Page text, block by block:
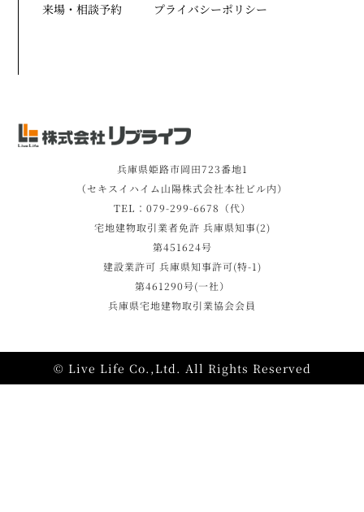
来場・相談予約
プライバシーポリシー
兵庫県姫路市岡田723番地1
（セキスイハイム山陽株式会社本社ビル内）
TEL：079-299-6678（代）
宅地建物取引業者免許 兵庫県知事(2)
第451624号
建設業許可 兵庫県知事許可(特-1)
第461290号(一社）
兵庫県宅地建物取引業協会会員
© Live Life Co.,Ltd. All Rights Reserved